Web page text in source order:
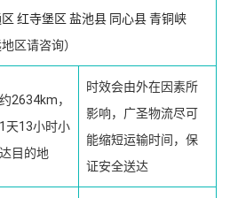
红寺堡区 盐池县 同心县青铜峡
区请咨询）
2634km，
天13小时小
目的地
时效会由外在因素所
影响，广圣物流尽可
能缩短运输时间，保
证安全送达